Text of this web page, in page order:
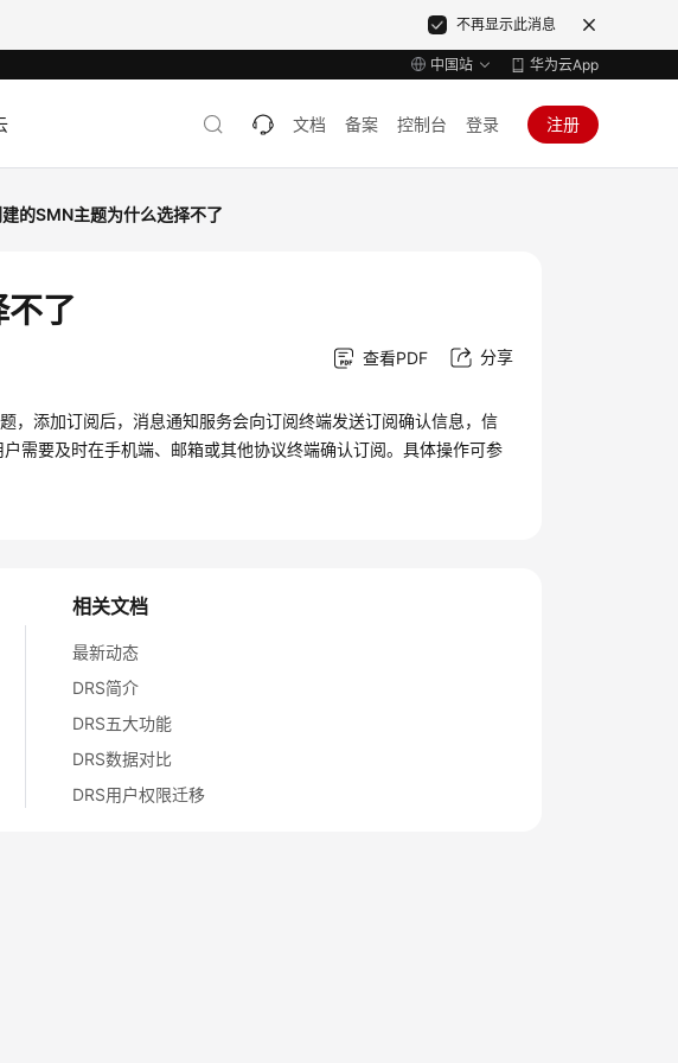
不再显示此消息
中国站 华为云App
文档 备案 控制台 登录 注册
的SMN主题为什么选择不了
了
查看PDF 分享
，添加订阅后，消息通知服务会向订阅终端发送订阅确认信息，信
需要及时在手机端、邮箱或其他协议终端确认订阅。具体操作可参
相关文档
最新动态
DRS简介
DRS五大功能
DRS数据对比
DRS用户权限迁移